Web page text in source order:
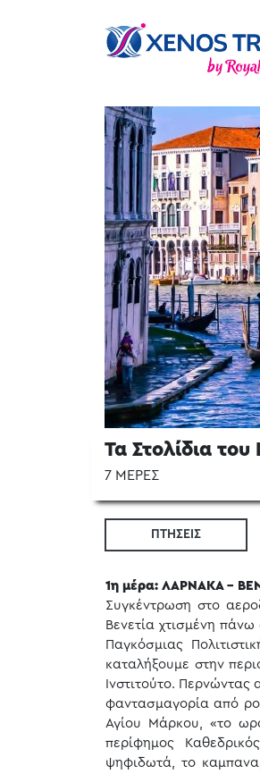
Previous
Τα Στολίδια
7 ΜΕΡΕΣ
ΠΤΗΣΕΙΣ
1η μέρα: ΛΑΡΝΑΚΑ -
Συγκέντρωση στο
Βενετία χτισμένη
Παγκόσμιας
καταλήξουμε στην
Ινστιτούτο.
φαντασμαγορία από
Αγίου Μάρκου, «το
περίφημος
ψηφιδωτά, το